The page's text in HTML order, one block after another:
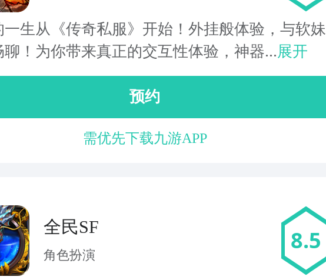
生从《传奇私服》开始！外挂般体验，与软妹
聊！为你带来真正的交互性体验，神器...展开
预约
需优先下载九游APP
全民SF
角色扮演
8.5